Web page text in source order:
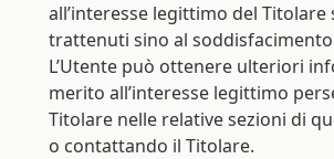
all’interesse legittimo del Titolare
trattenuti sino al
L’Utente può ottenere ulteriori
merito all’interesse legittimo
Titolare nelle relative sezioni di
o contattando il Titolare.